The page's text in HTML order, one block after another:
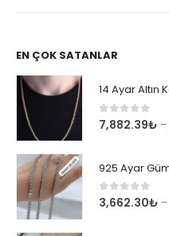
EN ÇOK SATANLAR
0 out of 5
7,882.39₺ –
0 out of 5
3,662.30₺ –